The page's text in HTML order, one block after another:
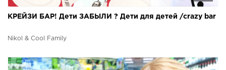
КРЕЙЗИ БАР! Дети ЗАБЫЛИ ? Дети для детей /crazy bar
Nikol & Cool Family